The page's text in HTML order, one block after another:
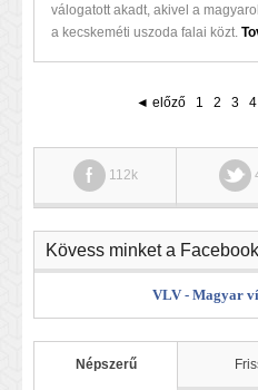
válogatott akadt, akivel a
a kecskeméti uszoda falai közt.
◄ előző 1 2 3 4
112k
Kövess minket a
VLV - Magyar
Népszerű